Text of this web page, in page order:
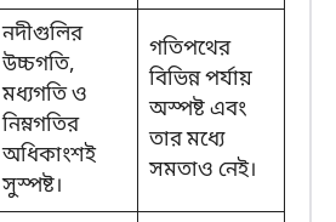
নদীগুলির
উচ্চগতি,
মধ্যগতি ও
নিম্নগতির
অধিকাংশই
সুস্পষ্ট।
গতিপথের
বিভিন্ন পর্যায়
অস্পষ্ট এবং
তার মধ্যে
সমতাও নেই।